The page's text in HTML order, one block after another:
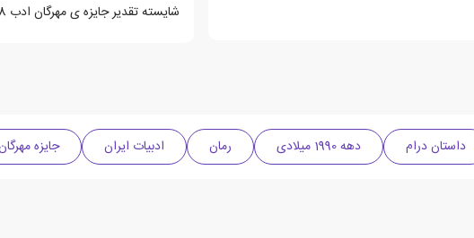
شایسته تقدیر جایزه ی مهرگان ادب 1378
داستان درام دهه 1990 میلادی رمان ادبیات ایران جایزه